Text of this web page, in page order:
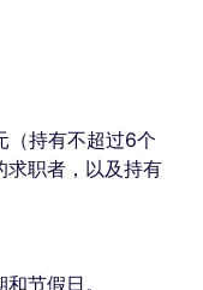
（持有不超过6个
求职者，以及持有
节假日。